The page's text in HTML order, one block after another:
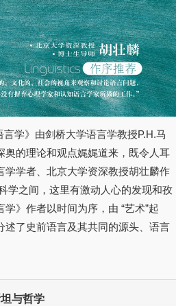
言学》由剑桥大学语言学教授P.H.马
奥的理论和观点娓娓道来，既令人耳
学学者、北京大学资深教授胡壮麟作
学之间，这里有激动人心的发现和孜
》作者以时间为序，由 “艺术”起
述了史前语言及其共同的源头、语言
与哲学